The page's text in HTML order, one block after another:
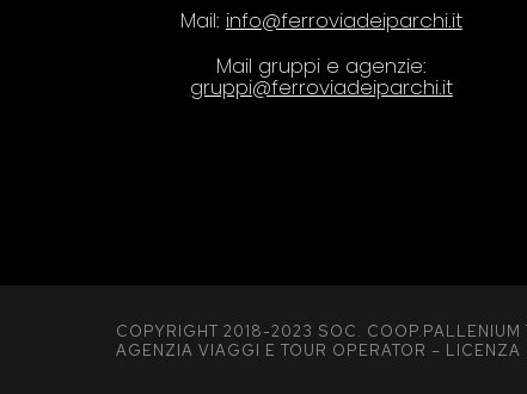
Mail: info@ferroviadeiparchi.it
Mail gruppi e agenzie:
gruppi@ferroviadeiparchi.it
COPYRIGHT 2018-2023 SOC. COOP.PALLENIUM
AGENZIA VIAGGI E TOUR OPERATOR –